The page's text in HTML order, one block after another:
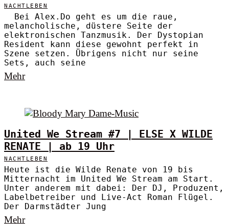
NACHTLEBEN
Bei Alex.Do geht es um die raue,
melancholische, düstere Seite der
elektronischen Tanzmusik. Der Dystopian
Resident kann diese gewohnt perfekt in
Szene setzen. Übrigens nicht nur seine
Sets, auch seine
Mehr
United We Stream #7 | ELSE X WILDE
RENATE | ab 19 Uhr
NACHTLEBEN
Heute ist die Wilde Renate von 19 bis
Mitternacht im United We Stream am Start.
Unter anderem mit dabei: Der DJ, Produzent,
Labelbetreiber und Live-Act Roman Flügel.
Der Darmstädter Jung
Mehr